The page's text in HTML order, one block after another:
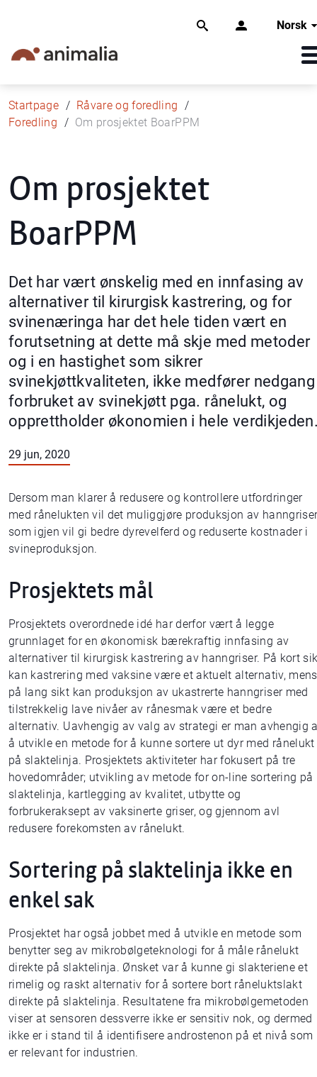
Norsk
Startpage
Råvare og foredling
Foredling
Om prosjektet BoarPPM
Om prosjektet
BoarPPM
Det har vært ønskelig med en innfasing av
alternativer til kirurgisk kastrering, og for
svinenæringa har det hele tiden vært en
forutsetning at dette må skje med metoder
og i en hastighet som sikrer
svinekjøttkvaliteten, ikke medfører
forbruket av svinekjøtt pga. rånelukt, og
opprettholder økonomien i hele
29 jun, 2020
Dersom man klarer å redusere og kontrollere utfordringer
med rånelukten vil det muliggjøre produksjon av
som igjen vil gi bedre dyrevelferd og reduserte kostnader i
svineproduksjon.
Prosjektets mål
Prosjektets overordnede idé har derfor vært å legge
grunnlaget for en økonomisk bærekraftig innfasing av
alternativer til kirurgisk kastrering av hanngriser. På kort
kan kastrering med vaksine være et aktuelt alternativ, mens
på lang sikt kan produksjon av ukastrerte hanngriser med
tilstrekkelig lave nivåer av rånesmak være et bedre
alternativ. Uavhengig av valg av strategi er man avhengig
å utvikle en metode for å kunne sortere ut dyr med rånelukt
på slaktelinja. Prosjektets aktiviteter har fokusert på tre
hovedområder; utvikling av metode for on-line sortering på
slaktelinja, kartlegging av kvalitet, utbytte og
forbrukeraksept av vaksinerte griser, og gjennom avl
redusere forekomsten av rånelukt.
Sortering på slaktelinja ikke en
enkel sak
Prosjektet har også jobbet med å utvikle en metode som
benytter seg av mikrobølgeteknologi for å måle rånelukt
direkte på slaktelinja. Ønsket var å kunne gi slakteriene et
rimelig og raskt alternativ for å sortere bort råneluktslakt
direkte på slaktelinja. Resultatene fra mikrobølgemetoden
viser at sensoren dessverre ikke er sensitiv nok, og dermed
ikke er i stand til å identifisere androstenon på et nivå som
er relevant for industrien.